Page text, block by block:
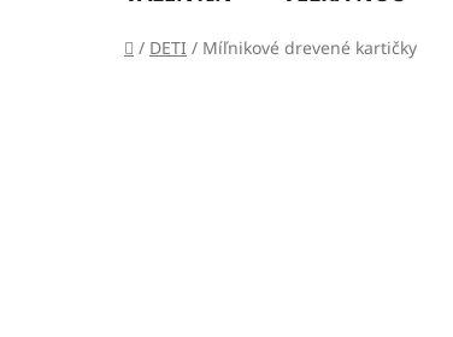
Domov
/ DETI / Míľnikové drevené kartičky